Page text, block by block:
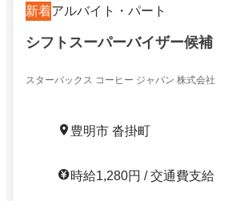
新着アルバイト・パート
シフトスーパーバイザー候補
スターバックス コーヒー ジャパン 株式会社
豊明市 沓掛町
時給1,280円 / 交通費支給